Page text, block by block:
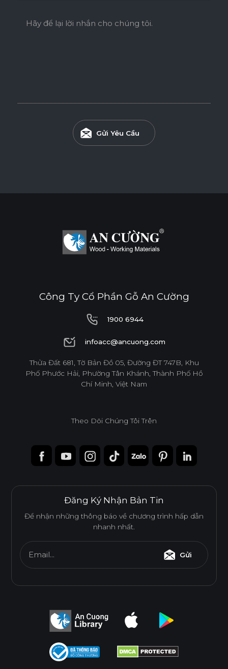
Hãy để lại lời nhắn cho chúng tôi.
Gửi Yêu Cầu
Công Ty Cổ Phần Gỗ An Cường
1900 6944
1900 6944
infoacc@ancuong.com
infoacc@ancuong.com
Thửa Đất 681, Tờ Bản Đồ 05, Đường ĐT 747B, Khu
Phố Phước Hải, Phường Tân Khánh, Thành Phố Hồ
Chí Minh, Việt Nam
Theo Dõi Chúng Tôi Trên
Đăng Ký Nhận Bản Tin
Để nhận những thông báo về chương trình hấp dẫn
nhanh nhất.
Email... Gửi